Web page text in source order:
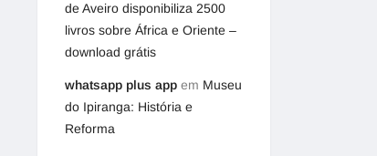
de Aveiro disponibiliza 2500
livros sobre África e Oriente –
download grátis
whatsapp plus app em Museu
do Ipiranga: História e
Reforma